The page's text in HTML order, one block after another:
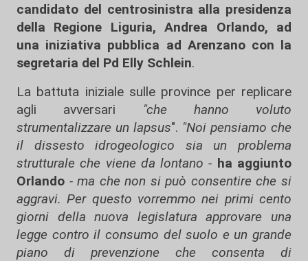
candidato del centrosinistra alla presidenza
della Regione Liguria, Andrea Orlando, ad
una iniziativa pubblica ad Arenzano con la
segretaria del Pd Elly Schlein.
La battuta iniziale sulle province per replicare
agli avversari
"che hanno voluto
strumentalizzare un lapsus". "Noi pensiamo che
il dissesto idrogeologico sia un problema
strutturale che viene da lontano - ha aggiunto
Orlando - ma che non si può consentire che si
aggravi. Per questo vorremmo nei primi cento
giorni della nuova legislatura approvare una
legge contro il consumo del suolo e un grande
piano di prevenzione che consenta di